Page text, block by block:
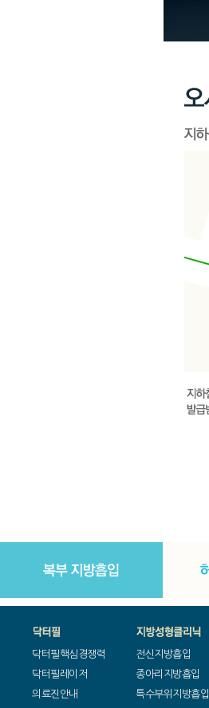
닥터필핵심경쟁력
닥터필레이저
의료진안내
전신지방흡입
종아리지방흡입
특수부위지방흡입